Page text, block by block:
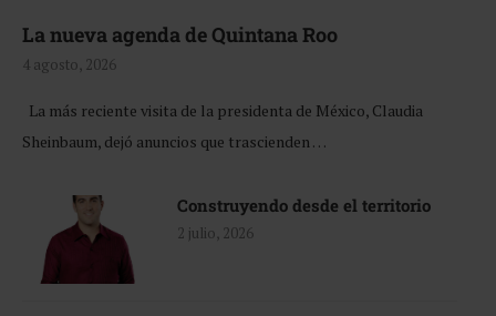
La nueva agenda de Quintana Roo
4 agosto, 2026
La más reciente visita de la presidenta de México, Claudia
Sheinbaum, dejó anuncios que trascienden …
Construyendo desde el territorio
2 julio, 2026